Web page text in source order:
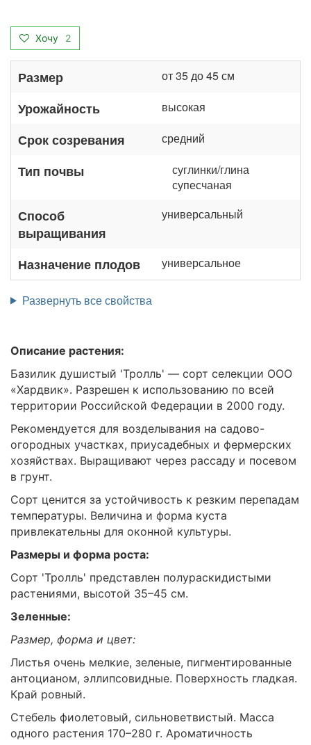
Хочу 2
Размер от 35 до 45 см
Урожайность высокая
Срок созревания средний
Тип почвы
суглинки/глина
супесчаная
Способ
выращивания
универсальный
Назначение плодов универсальное
Развернуть все свойства
Описание растения:
Базилик душистый 'Тролль' — сорт селекции ООО
«Хардвик». Разрешен к использованию по всей
территории Российской Федерации в 2000 году.
Рекомендуется для возделывания на садово-
огородных участках, приусадебных и фермерских
хозяйствах. Выращивают через рассаду и посевом
в грунт.
Сорт ценится за устойчивость к резким перепадам
температуры. Величина и форма куста
привлекательны для оконной культуры.
Размеры и форма роста:
Сорт 'Тролль' представлен полураскидистыми
растениями, высотой 35–45 см.
Зеленные:
Размер, форма и цвет:
Листья очень мелкие, зеленые, пигментированные
антоцианом, эллипсовидные. Поверхность гладкая.
Край ровный.
Стебель фиолетовый, сильноветвистый. Масса
одного растения 170–280 г. Ароматичность